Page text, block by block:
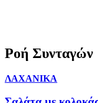
Ροή Συνταγών
ΛΑΧΑΝΙΚΑ